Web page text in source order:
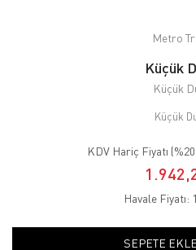
Metro
Küçük
Küçük
Küçük
KDV Hariç Fiyatı (%20
Havale Fiyatı:
SEPETE EKLE